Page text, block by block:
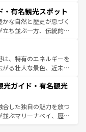
な魅力を心ゆくまで味
、新着の韓国情報はコンテンツ一
ノイの古い町並みやホ
物も、独特の雰囲気を
の豊かさとおいしさで
ムコーヒーなどは、ぜ
れてもあたたかい人々
と忘れられない旅にな
・有名観光スポット
な自然と歴史が息づく
ち並ぶ一方、伝統的な
ェンマイなどの山岳地
ケットやクラビの美し
とができる。タイ料理
季節にも異なる楽しみ
人々、仏教を中心とし
訪れる旅人を魅了し続
ンテンツ一覧を参照して
、特有のエネルギーを
る壮大な景色、近未来
観光スポットが密集し
のも魅力。息をのむよ
港を存分に楽しみ尽く
ンテンツ一覧を参照して
光ガイド・有名観光
した独自の魅力を放つ
ぶマリーナベイ、歴史